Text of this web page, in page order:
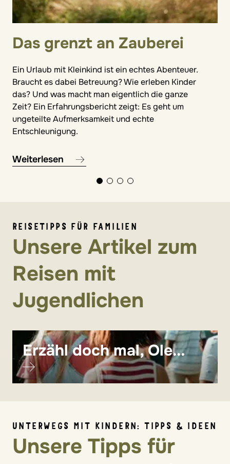
Das grenzt an Zauberei
Ein Urlaub mit Kleinkind ist ein echtes Abenteuer.
Braucht es dabei Betreuung? Wie erleben Kinder
das? Und was macht man eigentlich die ganze
Zeit? Ein Erfahrungsbericht zeigt: Es geht um
ungeteilte Aufmerksamkeit und echte
Entschleunigung.
Weiterlesen
REISETIPPS FÜR FAMILIEN
Unsere Artikel zum
Reisen mit
Jugendlichen
Erzähl doch mal, Ole...
UNTERWEGS MIT KINDERN: TIPPS & IDEEN
Unsere Tipps für